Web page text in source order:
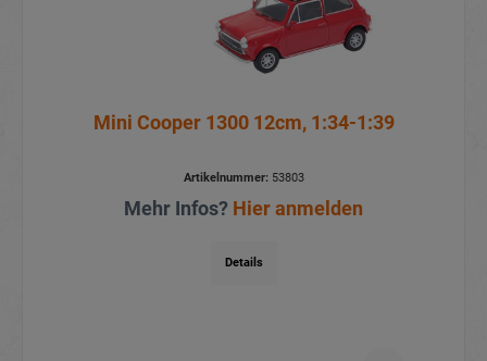
Mini Cooper 1300 12cm, 1:34-1:39
Artikelnummer:53803
Mehr Infos? Hier anmelden
Details